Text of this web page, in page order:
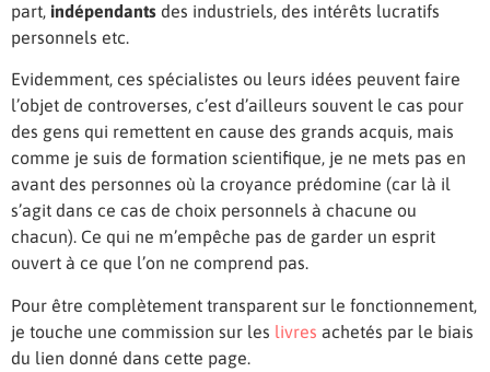
part, indépendants des industriels, des intérêts lucratifs
personnels etc.
Evidemment, ces spécialistes ou leurs idées peuvent faire
l’objet de controverses, c’est d’ailleurs souvent le cas pour
des gens qui remettent en cause des grands acquis, mais
comme je suis de formation scientifique, je ne mets pas en
avant des personnes où la croyance prédomine (car là il
s’agit dans ce cas de choix personnels à chacune ou
chacun). Ce qui ne m’empêche pas de garder un esprit
ouvert à ce que l’on ne comprend pas.
Pour être complètement transparent sur le fonctionnement,
je touche une commission sur les livres achetés par le biais
du lien donné dans cette page.